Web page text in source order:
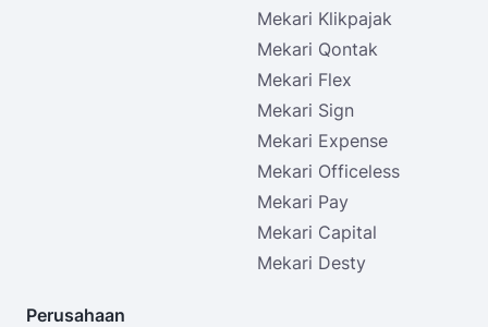
Mekari Klikpajak
Mekari Qontak
Mekari Flex
Mekari Sign
Mekari Expense
Mekari Officeless
Mekari Pay
Mekari Capital
Mekari Desty
Perusahaan